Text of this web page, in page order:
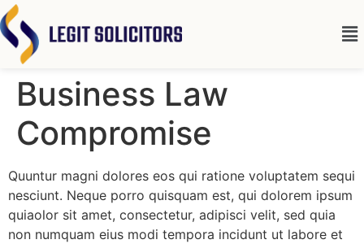
Business Law
Compromise
Quuntur magni dolores eos qui ratione voluptatem sequi
nesciunt. Neque porro quisquam est, qui dolorem ipsum
quiaolor sit amet, consectetur, adipisci velit, sed quia
non numquam eius modi tempora incidunt ut labore et